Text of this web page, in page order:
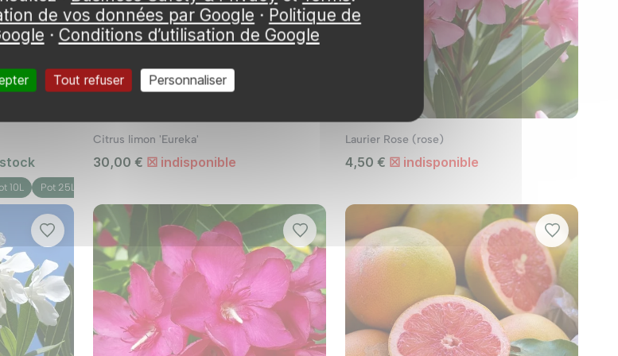
comme le lierre ou le buis. Ces plantes ajoutent une structure à votre balcon et
d'entretien :
spécifiques de chaque plante. Les plantes en pot ont tendance à sécher plus
les mois pendant la saison de croissance pour favoriser une floraison abondante.
pour détecter les signes de maladies ou de ravageurs. Un traitement préventif peut
10L Pot 25L
Citrus limon 'Eureka'
30,00 € ☒ indisponible
Laurier Rose (rose)
4,50 € ☒ indisponible
de vos données par Google · Politique de
· Conditions d’utilisation de Google
Tout refuser Personnaliser